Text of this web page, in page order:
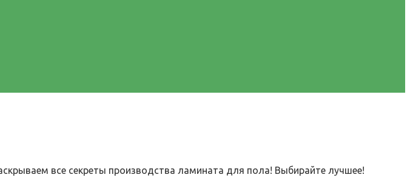
все секреты производства ламината для пола! Выбирайте лучшее!